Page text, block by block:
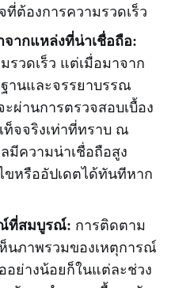
ต้องการความรวดเร็ว
ากแหล่งที่น่าเชื่อถือ:
วดเร็ว แต่เมื่อมาจาก
านและจรรยาบรรณ
ผ่านการตรวจสอบเบื้อง
จจริงเท่าที่ทราบ ณ
มีความน่าเชื่อถือสูง
ขหรืออัปเดตได้ทันทีหาก
ที่สมบูรณ์: การติดตาม
นภาพรวมของเหตุการณ์
ย่างน้อยก็ในแต่ละช่วง